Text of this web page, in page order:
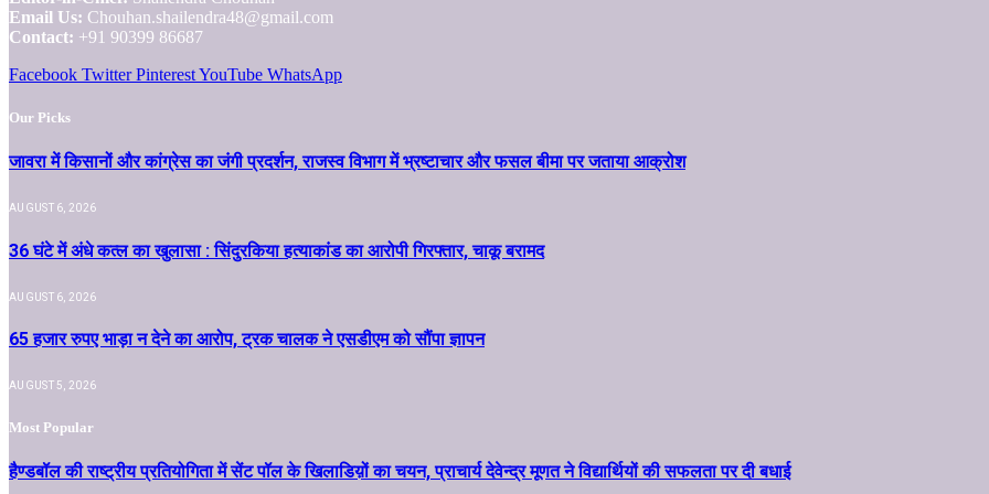
Email Us: Chouhan.shailendra48@gmail.com
Contact: +91 90399 86687
Facebook Twitter PinterestYouTube WhatsApp
Our Picks
जावरा में किसानों और कांग्रेस का जंगी प्रदर्शन, राजस्व विभाग में भ्रष्टाचार और फसल बीमा पर जताया आक्रोश
AUGUST 6, 2026
36 घंटे में अंधे कत्ल का खुलासा : सिंदुरकिया हत्याकांड का आरोपी गिरफ्तार, चाकू बरामद
AUGUST 6, 2026
65 हजार रुपए भाड़ा न देने का आरोप, ट्रक चालक ने एसडीएम को सौंपा ज्ञापन
AUGUST 5, 2026
Most Popular
हैण्डबॉल की राष्ट्रीय प्रतियोगिता में सेंट पॉल के खिलाडिय़ों का चयन, प्राचार्य देवेन्द्र मूणत ने विद्यार्थियों की सफलता पर दी बधाई